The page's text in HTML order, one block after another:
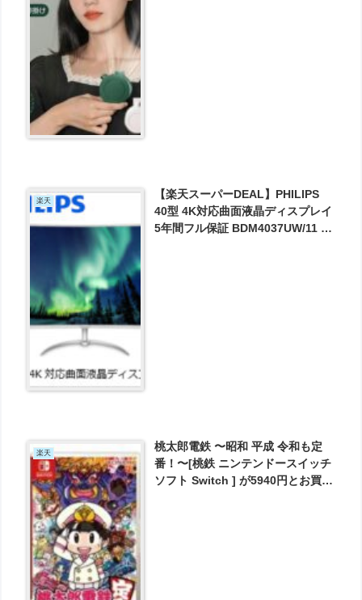
楽天
【楽天スーパーDEAL】PHILIPS
40型 4K対応曲面液晶ディスプレイ
5年間フル保証 BDM4037UW/11 が
楽天
桃太郎電鉄 〜昭和 平成 令和も定
番！〜[桃鉄 ニンテンドースイッチ
ソフト Switch ] が5940円とお買い